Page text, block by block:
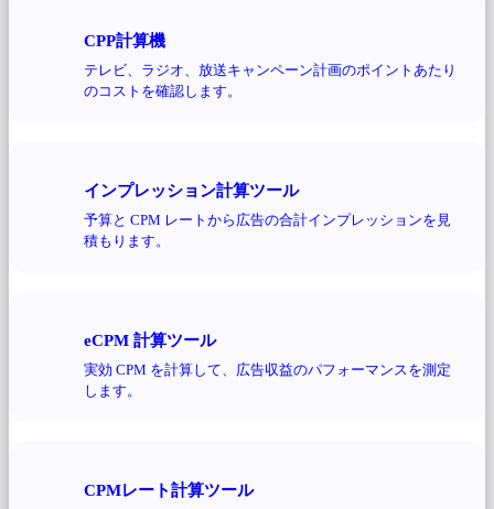
CPP計算機
テレビ、ラジオ、放送キャンペーン計画のポイントあたり
のコストを確認します。
インプレッション計算ツール
予算と CPM レートから広告の合計インプレッションを見
積もります。
eCPM 計算ツール
実効 CPM を計算して、広告収益のパフォーマンスを測定
します。
CPMレート計算ツール